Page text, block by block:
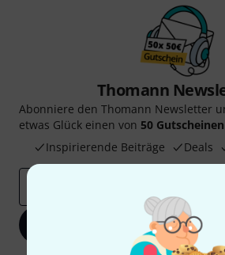
Thomann
Abonniere den Thomann Newsletter
etwas Glück einen von 50 Gutscheinen
Inspirierende Beiträge
Deals
Jetzt anmelden